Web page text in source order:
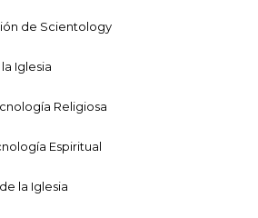
de Scientology
Iglesia
Religiosa
Espiritual
la Iglesia